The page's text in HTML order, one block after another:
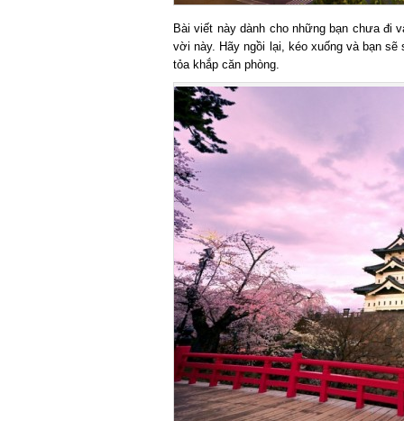
Bài viết này dành cho những bạn chưa đi
vời này. Hãy ngồi lại, kéo xuống và bạn
tỏa khắp căn phòng.